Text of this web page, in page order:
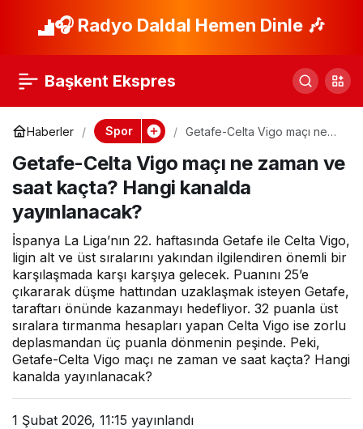
🎧 Radyo Daldal Hemen Dinle 🎶
Başkent Ekspres
Haberler Spor
Getafe-Celta Vigo maçı ne
kanalda yayınlanacak?
Getafe-Celta Vigo maçı ne zaman ve
saat kaçta? Hangi kanalda
yayınlanacak?
İspanya La Liga’nın 22. haftasında Getafe ile Celta Vigo,
ligin alt ve üst sıralarını yakından ilgilendiren önemli bir
karşılaşmada karşı karşıya gelecek. Puanını 25’e
çıkararak düşme hattından uzaklaşmak isteyen Getafe,
taraftarı önünde kazanmayı hedefliyor. 32 puanla üst
sıralara tırmanma hesapları yapan Celta Vigo ise zorlu
deplasmandan üç puanla dönmenin peşinde. Peki,
Getafe-Celta Vigo maçı ne zaman ve saat kaçta? Hangi
kanalda yayınlanacak?
1 Şubat 2026, 11:15 yayınlandı
Real Betis-Valencia
saat kaçta? Hangi
kanalda
yayınlanacak?
Paylaş